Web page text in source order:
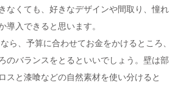
なくても、好きなデザインや間取り、憧れ
導入できると思います。
ら、予算に合わせてお金をかけるところ、
のバランスをとるといいでしょう。壁は部
スと漆喰などの自然素材を使い分けると